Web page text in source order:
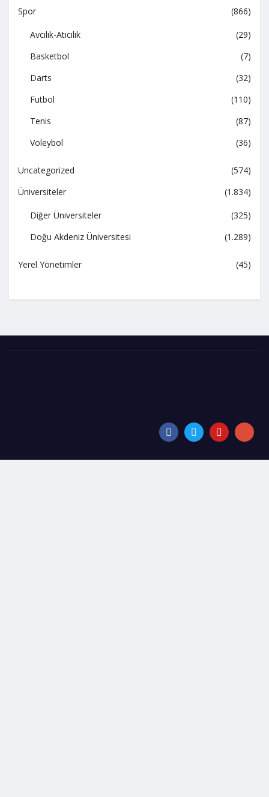
Spor
(866)
Avcılık-Atıcılık
(29)
Basketbol
(7)
Darts
(32)
Futbol
(110)
Tenis
(87)
Voleybol
(36)
Uncategorized
(574)
Üniversiteler
(1.834)
Diğer Üniversiteler
(325)
Doğu Akdeniz Üniversitesi
(1.289)
Yerel Yönetimler (45)